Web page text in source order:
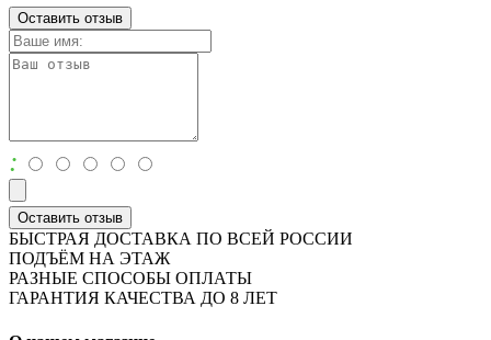
Оставить отзыв
:
Оставить отзыв
БЫСТРАЯ ДОСТАВКА ПО ВСЕЙ РОССИИ
ПОДЪЁМ НА ЭТАЖ
РАЗНЫЕ СПОСОБЫ ОПЛАТЫ
ГАРАНТИЯ КАЧЕСТВА ДО 8 ЛЕТ